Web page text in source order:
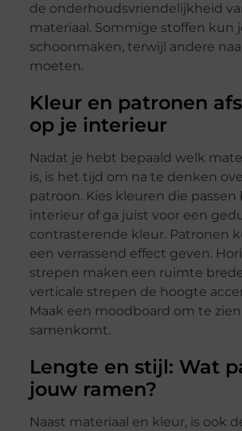
de onderhoudsvriendelijkheid
materiaal. Sommige stoffen kun
schoonmaken, terwijl andere
moeten.
Kleur en patronen
op je interieur
Nadat je hebt bepaald welk
is, is het tijd om na te denken
patroon. Kies kleuren die
interieur of ga juist voor een
contrasterende kleur. Patronen
een verrassend effect geven.
strepen maken een ruimte
verticale strepen de hoogte
Maak een moodboard om te
samenkomt.
Lengte en stijl: Wat
jouw ramen?
Naast materiaal en kleur, is ook